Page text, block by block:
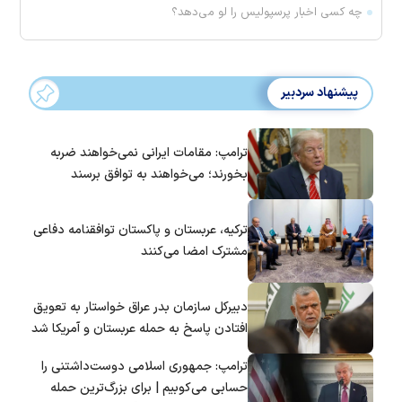
چه کسی اخبار پرسپولیس را لو می‌دهد؟
پیشنهاد سردبیر
ترامپ: مقامات ایرانی نمی‌خواهند ضربه
بخورند؛ می‌خواهند به توافق برسند
ترکیه، عربستان و پاکستان توافقنامه دفاعی
مشترک امضا می‌کنند
دبیرکل سازمان بدر عراق خواستار به تعویق
افتادن پاسخ به حمله عربستان و آمریکا شد
ترامپ: جمهوری اسلامی دوست‌داشتنی را
حسابی می‌کوبیم | برای بزرگ‌ترین حمله